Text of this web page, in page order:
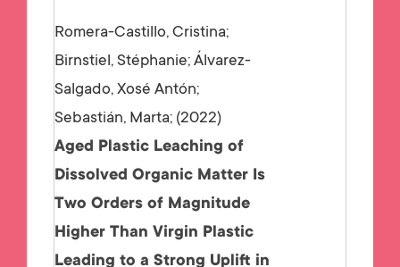
Romera-Castillo, Cristina;
Birnstiel, Stéphanie; Álvarez-
Salgado, Xosé Antón;
Sebastián, Marta; 2022
Aged Plastic Leaching of
Dissolved Organic Matter Is
Two Orders of Magnitude
Higher Than Virgin Plastic
Leading to a Strong Uplift in